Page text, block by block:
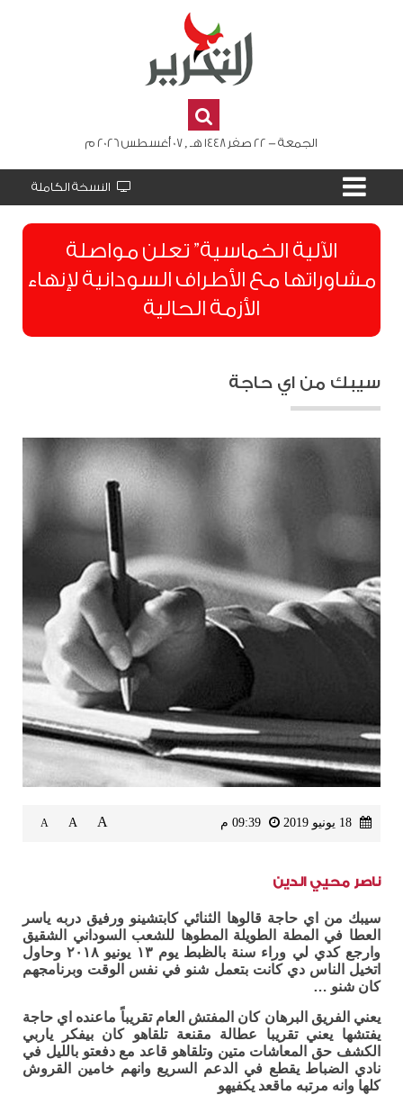
الجمعة - 22 صفر 1448 هـ , 07 أغسطس 2026 م
النسخة الكاملة
الآلية الخماسية” تعلن مواصلة
مشاوراتها مع الأطراف السودانية لإنهاء
الأزمة الحالية
سيبك من اي حاجة
A
A
A
ناصر محيي الدين
سيبك من اي حاجة قالوها الثنائي كابتشينو ورفيق دربه ياسر
العطا في المطة الطويلة المطوها للشعب السوداني الشقيق
وارجع كدي لي وراء سنة بالظبط يوم ١٣ يونيو ٢٠١٨ وحاول
اتخيل الناس دي كانت بتعمل شنو في نفس الوقت وبرنامجهم
كان شنو …
يعني الفريق البرهان كان المفتش العام تقريباً ماعنده اي حاجة
يفتشها يعني تقريبا عطالة مقنعة تلقاهو كان بيفكر ياربي
الكشف حق المعاشات متين وتلقاهو قاعد مع دفعتو بالليل في
نادي الضباط يقطع في الدعم السريع وانهم خامين القروش
كلها وانه مرتبه ماقعد يكفيهو